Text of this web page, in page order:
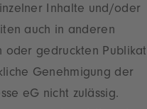
Inhalte und/oder
auch in anderen
oder gedruckten
Genehmigung der
eG nicht zulässig.